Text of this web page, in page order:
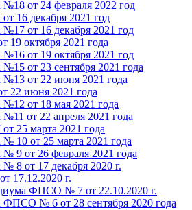
от 24 февраля 2022 год
16 декабря 2021 год
от 16 декабря 2021 год
19 октября 2021 года
от 19 октября 2021 год
от 23 сентября 2021 года
№13 от 22 июня 2021 года
22 июня 2021 года
от 18 мая 2021 года
от 22 апреля 2021 года
25 марта 2021 года
10 от 25 марта 2021 года
9 от 26 февраля 2021 года
8 от 17 декабря 2020 г.
17.12.2020 г.
ФПСО № 7 от 22.10.2020 г.
ФПСО № 6 от 28 сентября 2020 года